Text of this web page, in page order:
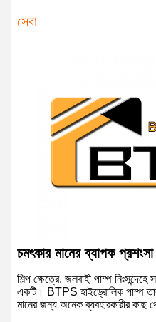
সেবা
চমৎকার মানের ব্যাপক
শিল্প ক্ষেত্রে, জলবাহী পাম্প
একটি। BTPS হাইড্রোলিক পাম্প তার
মানের জন্য অনেক ব্যবহারকারীর কাছ